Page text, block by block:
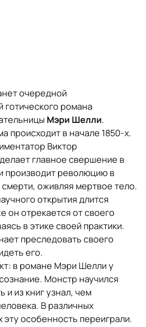
очередной
готического романа
Мэри Шелли.
происходит в начале 1850-х.
Виктор
главное свершение в
производит революцию в
смерти, оживляя мертвое тело.
открытия длится
он отрекается от своего
в этике своей практики.
преследовать своего
его.
в романе Мэри Шелли у
Монстр научился
и из книг узнал, чем
В различных
эту особенность переиграли.